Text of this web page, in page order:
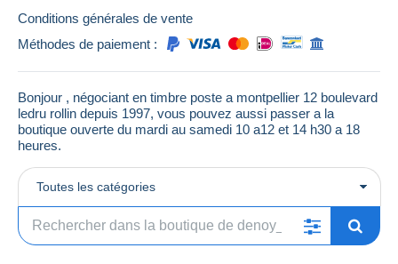
Conditions générales de vente
Méthodes de paiement :
Bonjour , négociant en timbre poste a montpellier 12 boulevard
ledru rollin depuis 1997, vous pouvez aussi passer a la
boutique ouverte du mardi au samedi 10 a12 et 14 h30 a 18
heures.
Toutes les catégories